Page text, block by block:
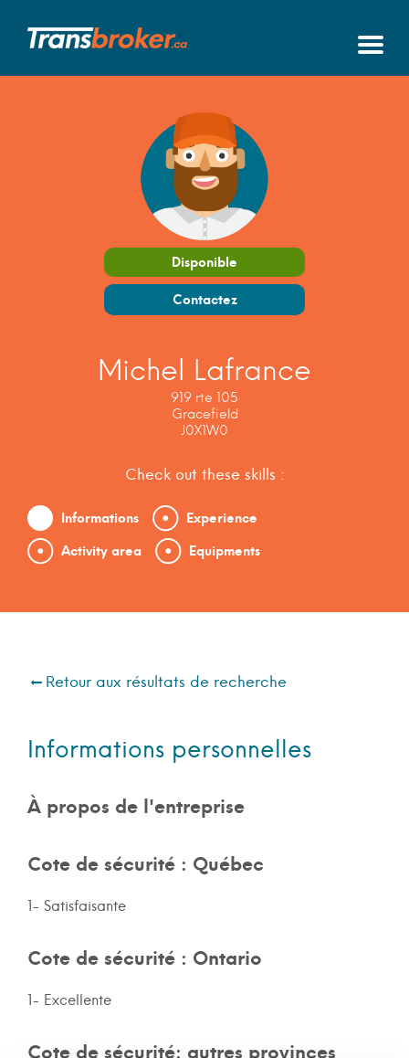
Disponible
Contactez
Michel Lafrance
919 rte 105
Gracefield
J0X1W0
Check out these skills :
Informations
Experience
Activity area
Equipments
Retour aux résultats de recherche
Informations personnelles
À propos de l'entreprise
Cote de sécurité : Québec
1- Satisfaisante
Cote de sécurité : Ontario
1- Excellente
Cote de sécurité: autres provinces